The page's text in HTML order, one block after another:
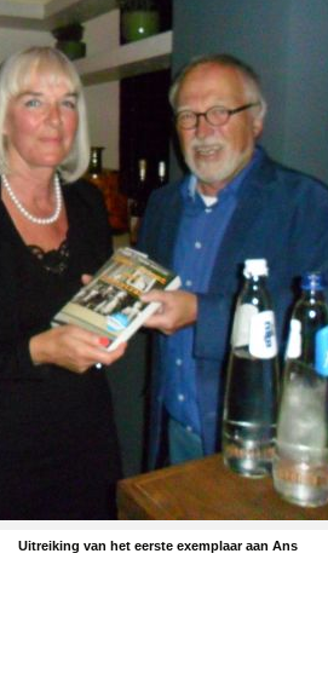
Uitreiking van het eerste exemplaar aan Ans